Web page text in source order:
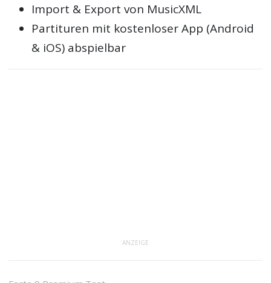
Import & Export von MusicXML
Partituren mit kostenloser App (Android
& iOS) abspielbar
ANZEIGE